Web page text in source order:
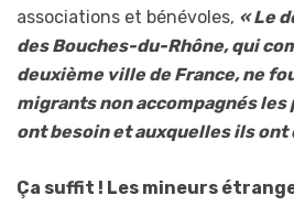
associations et bénévoles, « Le
des Bouches-du-Rhône, qui
deuxième ville de France, ne
migrants non accompagnés
ont besoin et auxquelles ils
Ça suffit ! Les mineurs